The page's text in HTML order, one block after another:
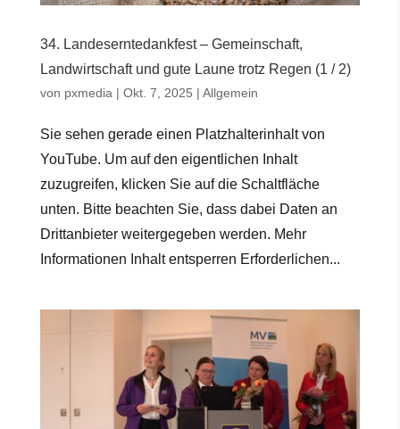
34. Landeserntedankfest – Gemeinschaft,
Landwirtschaft und gute Laune trotz Regen (1 / 2)
von pxmedia| Okt. 7, 2025 | Allgemein
Sie sehen gerade einen Platzhalterinhalt von
YouTube. Um auf den eigentlichen Inhalt
zuzugreifen, klicken Sie auf die Schaltfläche
unten. Bitte beachten Sie, dass dabei Daten an
Drittanbieter weitergegeben werden. Mehr
Informationen Inhalt entsperren Erforderlichen...